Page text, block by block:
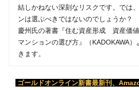
結しかねない深刻なリスクです。では
ンは選ぶべきではないのでしょうか？
慶州氏の著書『住む資産形成 資産価
マンションの選び方』（KADOKAWA
きます。
ゴールドオンライン新書最新刊、